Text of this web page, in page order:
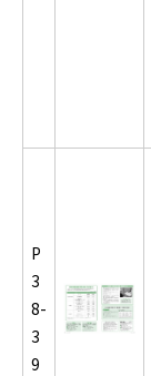
P
3
8-
3
9